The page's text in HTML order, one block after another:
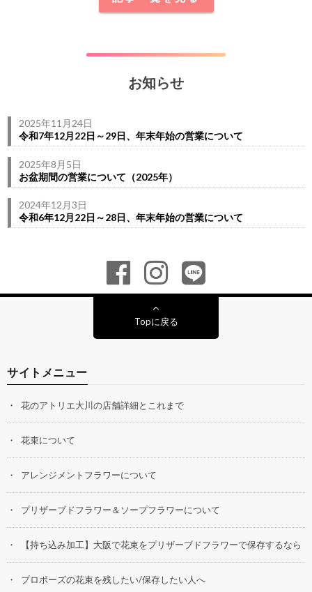
お知らせ
2025年11月24日
令和7年12月22日～29日、年末年始の営業について
2025年8月5日
お盆期間の営業について（2025年）
2024年12月3日
令和6年12月22日～28日、年末年始の営業について
Topに戻る
サイトメニュー
花のアトリエ大川の店舗詳細とこれまで
花束について
アレンジメントフラワーについて
プリザーブドフラワー＆ソープフラワーについて
【持ち込み加工】大阪で花束をプリザーブドフラワーで保存するなら
プロポーズの花束を残したい/保存したい人へ